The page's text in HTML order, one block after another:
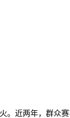
近两年，群众赛